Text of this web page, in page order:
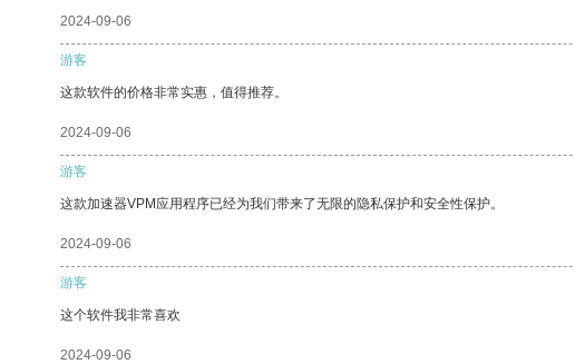
2024-09-06
游客
这款软件的价格非常实惠，值得推荐。
2024-09-06
游客
这款加速器VPM应用程序已经为我们带来了无限的隐私保护和安全性保护。
2024-09-06
游客
这个软件我非常喜欢
2024-09-06